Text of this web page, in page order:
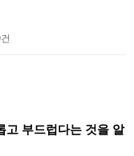
고 부드럽다는 것을 알